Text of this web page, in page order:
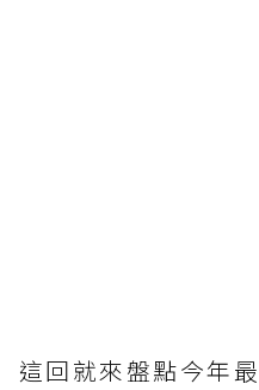
這回就來盤點今年